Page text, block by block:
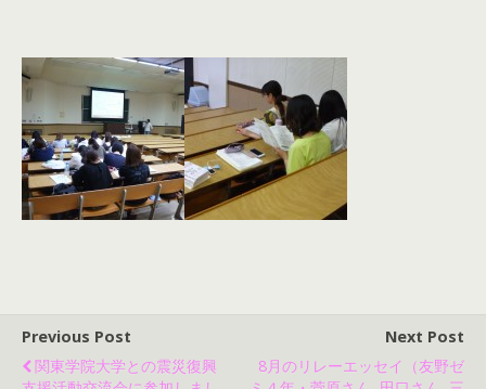
Previous Post
関東学院大学との震災復興
Next Post
8月のリレーエッセイ（友野ゼ